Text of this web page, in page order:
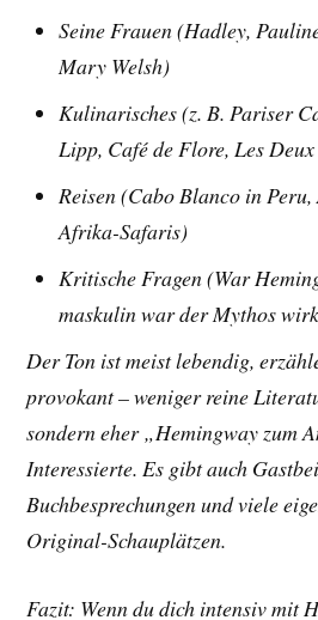
Seine Frauen (Hadley,
Mary Welsh)
Kulinarisches (z. B. Pariser
Lipp, Café de Flore, Les
Reisen (Cabo Blanco in
Afrika-Safaris)
Kritische Fragen (War
maskulin war der Mythos
Der Ton ist meist lebendig,
provokant – weniger reine
sondern eher „Hemingway zum
Interessierte. Es gibt auch
Buchbesprechungen und viele
Original-Schauplätzen.
Fazit: Wenn du dich intensiv mit